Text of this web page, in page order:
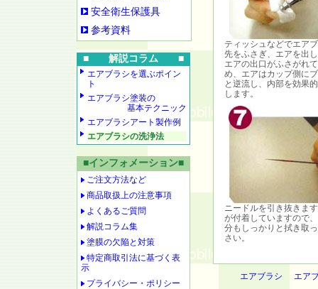
安全衛生保護具
参考資料
■ 解説コラム ■
エアブラシを選ぶポイン
ト
エアブラシ塗装の
基本テクニック
エアブラシアート製作例
エアブラシの洗浄法
■インフォメーション■
ご注文方法など
商品取扱上の注意事項
よくあるご質問
解説コラム集
塗膜の欠陥と対策
特定商取引法に基づく表
示
プライバシー・ポリシー
ティッシュなどでエア
先をふさぎ、エアを出
エアの出口がふさがれ
め、エアはカップ側に
と逆流し、内部を効果
します。
ニードルを引き抜きま
が付着していますので
分もしっかりと拭き取
さい。
エアブラシ エア